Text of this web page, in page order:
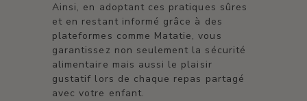
Ainsi, en adoptant ces pratiques sûres
et en restant informé grâce à des
plateformes comme Matatie, vous
garantissez non seulement la sécurité
alimentaire mais aussi le plaisir
gustatif lors de chaque repas partagé
avec votre enfant.